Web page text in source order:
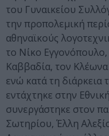
του Γυναικείου
την προπολεμική
αθηναϊκούς
το Νίκο
Καββαδία, τον
ενώ κατά τη διάρκεια
εντάχτηκε στην
συνεργάστηκε στον
Σωτηρίου, Έλλη